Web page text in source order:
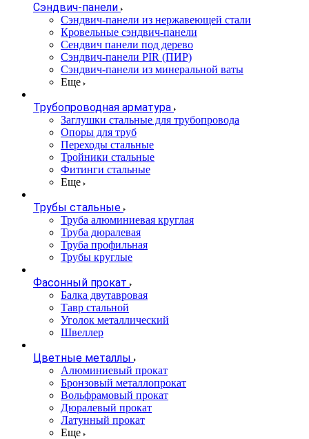
Сэндвич-панели
Cэндвич-панели из нержавеющей стали
Кровельные сэндвич-панели
Сендвич панели под дерево
Сэндвич-панели PIR (ПИР)
Сэндвич-панели из минеральной ваты
Еще
Трубопроводная арматура
Заглушки стальные для трубопровода
Опоры для труб
Переходы стальные
Тройники стальные
Фитинги стальные
Еще
Трубы стальные
Труба алюминиевая круглая
Труба дюралевая
Труба профильная
Трубы круглые
Фасонный прокат
Балка двутавровая
Тавр стальной
Уголок металлический
Швеллер
Цветные металлы
Алюминиевый прокат
Бронзовый металлопрокат
Вольфрамовый прокат
Дюралевый прокат
Латунный прокат
Еще